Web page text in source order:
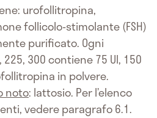
urofollitropina,
follicolo-stimolante (FSH)
purificato. Ogni
300 contiene 75 UI, 150
in polvere.
noto: lattosio. Per l’elenco
vedere paragrafo 6.1.